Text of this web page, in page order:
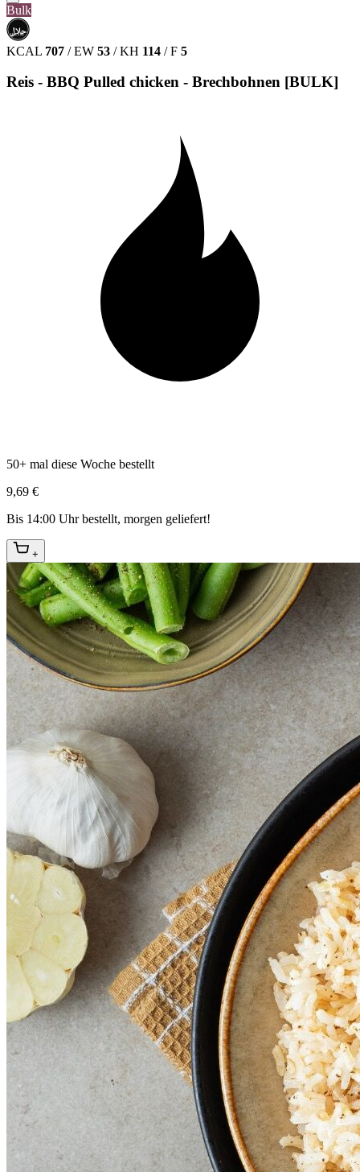
Bulk
حلال
HALAL
KCAL 707 / EW 53 / KH 114 / F 5
Reis - BBQ Pulled chicken - Brechbohnen [BULK]
50+ mal diese Woche bestellt
9,69 €
Bis 14:00 Uhr bestellt, morgen geliefert!
+